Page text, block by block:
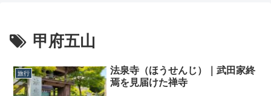
甲府五山
旅行
法泉寺（ほうせんじ）｜武田家終
焉を見届けた禅寺